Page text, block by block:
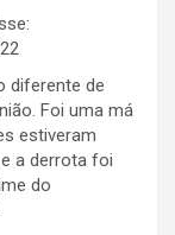
diferente de
Foi uma má
estiveram
a derrota foi
do